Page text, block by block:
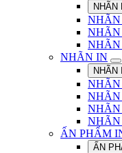
NHÃN
NHÃN
NHÃN
NHÃN
NHÃN IN
NHÃN
NHÃN
NHÃN
NHÃN
ẤN PHẨM
ẤN